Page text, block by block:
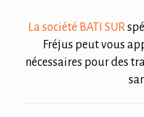
La société BATI SUR
Fréjus peut vous
nécessaires pour des